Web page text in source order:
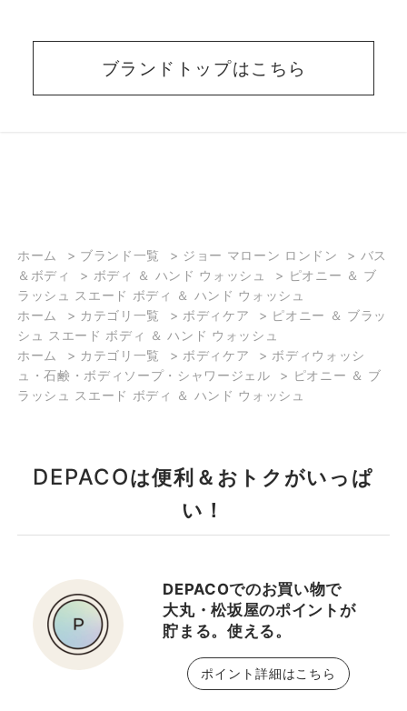
ブランドトップはこちら
ショップスタッフ・ブランド担当者のおすす
めをご紹介
ホーム > ブランド一覧 > ジョー マローン ロンドン > バス
＆ボディ
> ボディ ＆ ハンド ウォッシュ > ピオニー ＆ ブ
ラッシュ スエード ボディ ＆ ハンド ウォッシュ
ホーム
> カテゴリ一覧 > ボディケア > ピオニー ＆ ブラッ
シュ スエード ボディ ＆ ハンド ウォッシュ
ホーム
> カテゴリ一覧 > ボディケア > ボディウォッシ
ュ・石鹸・ボディソープ・シャワージェル
> ピオニー ＆ ブ
ラッシュ スエード ボディ ＆ ハンド ウォッシュ
DEPACOは便利＆おトクがいっぱ
い！
DEPACOでのお買い物で
大丸・松坂屋のポイントが
貯まる。使える。
ポイント詳細はこちら